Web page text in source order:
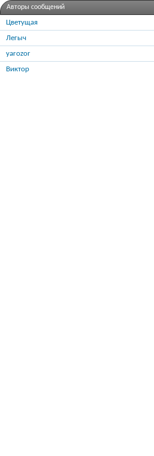
Авторы сообщений
Цветущая
Легыч
yarozor
Виктор